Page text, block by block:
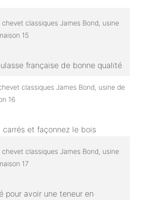
française de bonne qualité
carrés et façonnez le bois
pour avoir une teneur en